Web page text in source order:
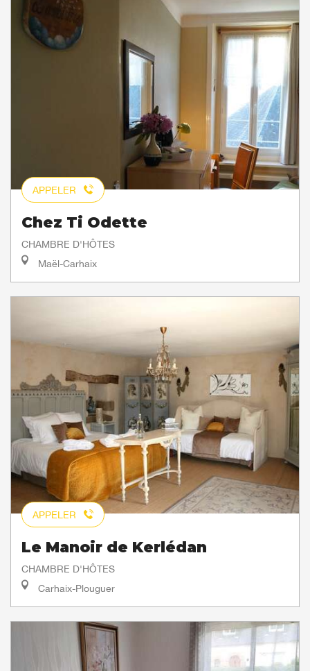
APPELER
Chez Ti Odette
CHAMBRE D'HÔTES
Maël-Carhaix
APPELER
Le Manoir de Kerlédan
CHAMBRE D'HÔTES
Carhaix-Plouguer